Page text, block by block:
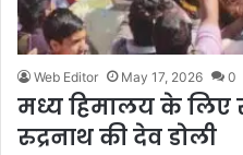
Web Editor May 17, 2026 0
मध्य हिमालय के लिए
रुद्रनाथ की देव डोली